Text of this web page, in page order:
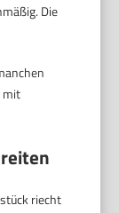
Die
mit
riecht